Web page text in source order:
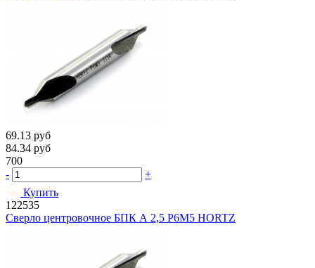
69.13 руб
84.34 руб
700
-
+
Купить
122535
Сверло центровочное БПК А 2,5 Р6М5 HORTZ